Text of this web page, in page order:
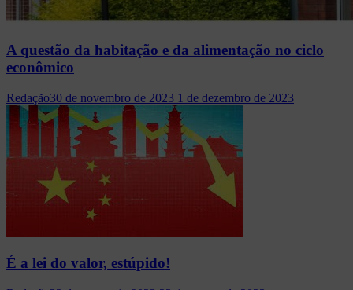
A questão da habitação e da alimentação no ciclo
econômico
Redação30 de novembro de 2023 1 de dezembro de 2023
É a lei do valor, estúpido!